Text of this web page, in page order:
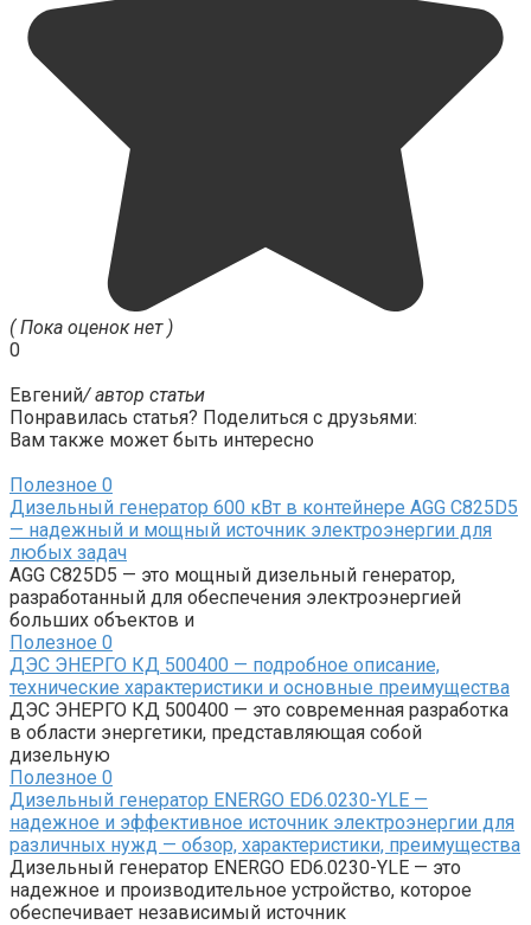
( Пока оценок нет )
0
Евгений/ автор статьи
Понравилась статья? Поделиться с друзьями:
Вам также может быть интересно
Полезное 0
Дизельный генератор 600 кВт в контейнере AGG C825D5
— надежный и мощный источник электроэнергии для
любых задач
AGG C825D5 — это мощный дизельный генератор,
разработанный для обеспечения электроэнергией
больших объектов и
Полезное 0
ДЭС ЭНЕРГО КД 500400 — подробное описание,
технические характеристики и основные преимущества
ДЭС ЭНЕРГО КД 500400 — это современная разработка
в области энергетики, представляющая собой
дизельную
Полезное 0
Дизельный генератор ENERGO ED6.0230-YLE —
надежное и эффективное источник электроэнергии для
различных нужд — обзор, характеристики, преимущества
Дизельный генератор ENERGO ED6.0230-YLE — это
надежное и производительное устройство, которое
обеспечивает независимый источник